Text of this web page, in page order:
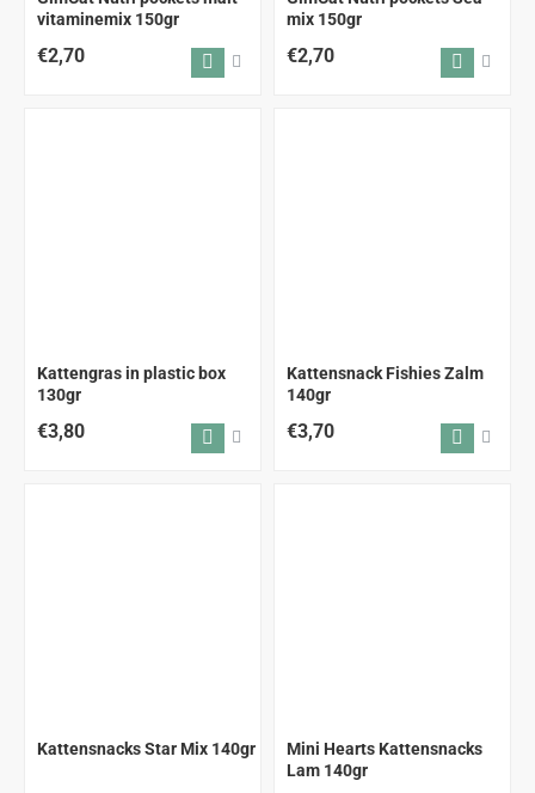
vitaminemix 150gr
€2,70
mix 150gr
€2,70
Kattengras in plastic box
130gr
€3,80
Kattensnack Fishies Zalm
140gr
€3,70
Kattensnacks Star Mix 140gr
Mini Hearts Kattensnacks
Lam 140gr